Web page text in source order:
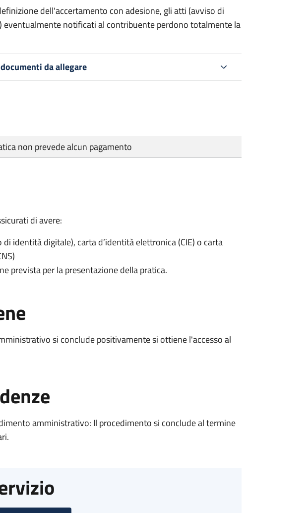
dell'accertamento con adesione, gli atti (avviso di
eventualmente notificati al contribuente perdono totalmente la
da allegare
non prevede alcun pagamento
di avere:
di identità digitale), carta d’identità elettronica (CIE) o carta
prevista per la presentazione della pratica.
si conclude positivamente si ottiene l'accesso al
amministrativo: Il procedimento si conclude al termine